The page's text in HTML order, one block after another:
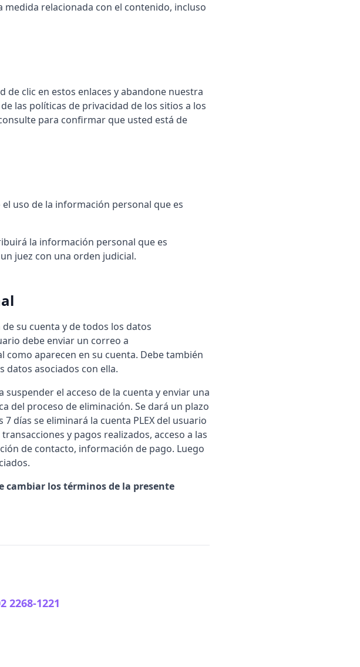
relacionada con el contenido, incluso
de clic en estos enlaces y abandone nuestra
las políticas de privacidad de los sitios a los
para confirmar que usted está de
uso de la información personal que es
la información personal que es
juez con una orden judicial.
su cuenta y de todos los datos
debe enviar un correo a
aparecen en su cuenta. Debe también
datos asociados con ella.
el acceso de la cuenta y enviar una
del proceso de eliminación. Se dará un plazo
días se eliminará la cuenta PLEX del usuario
y pagos realizados, acceso a las
de contacto, información de pago. Luego
cambiar los términos de la presente
2268-1221